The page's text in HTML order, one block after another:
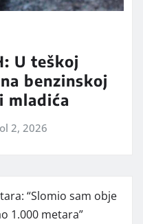
U teškoj
benzinskoj
mladića
2, 2026